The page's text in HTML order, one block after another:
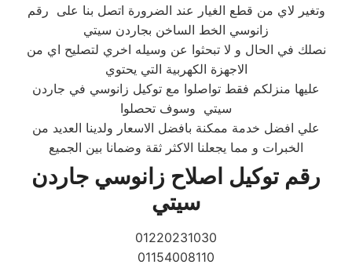
وتغير لاي من قطع الغيار عند الضرورة اتصل بنا على رقم
زانوسي الخط الساخن بجاردن سيتي
نصلك في الحال و لا تبحثوا عن وسيله اخري لتصليح اي من
الاجهزة الكهربية التي يحتوي
عليها منزلكم فقط تواصلوا مع توكيل زانوسي في جاردن
سيتي وسوف تحصلوا
علي افضل خدمة ممكنة بافضل الاسعار ولدينا العديد من
الخبرات و مما يجعلنا الاكثر ثقة وضمانا بين الجميع
رقم توكيل اصلاح زانوسي جاردن
سيتي
01220231030
01154008110